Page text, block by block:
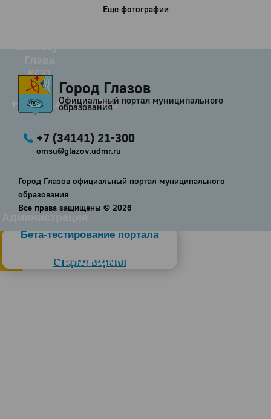
Бизнесу
Глава
КСО
Дума
+7 (34141) 21-300
Администрация
Бета-тестирование портала
Старая версия
Слабовидящим
Еще фотографии
Город Глазов
Официальный портал муниципального
образования
+7 (34141) 21-300
omsu@glazov.udmr.ru
Город Глазов официальный портал муниципального
образования
Все права защищены © 2026